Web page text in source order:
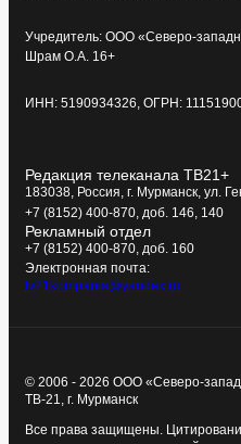
Учредитель: ООО «Северо-
Шрам О.А. 16+
ИНН: 5190934326, ОГРН:
Редакция телеканала ТВ21+
183038, Россия, г. Мурманск, ул.
+7 (8152) 400-870, доб. 146, 140
Рекламный отдел
+7 (8152) 400-870, доб. 160
Электронная почта:
tv21kompania@yandex.ru
© 2006 - 2026 ООО «Северо-
ТВ-21, г. Мурманск
Все права защищены.